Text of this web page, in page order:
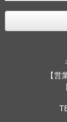
【営